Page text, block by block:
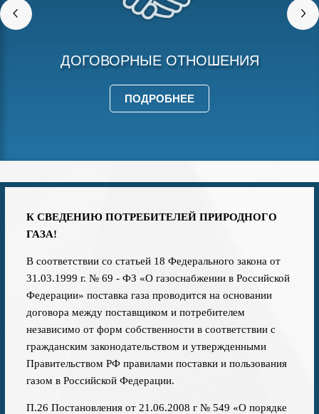
ДОГОВОРНЫЕ ОТНОШЕНИЯ
ПОДРОБНЕЕ
К СВЕДЕНИЮ ПОТРЕБИТЕЛЕЙ ПРИРОДНОГО
ГАЗА!
В соответствии со статьей 18 Федерального закона от
31.03.1999 г. № 69 - ФЗ «О газоснабжении в Российской
Федерации» поставка газа проводится на основании
договора между поставщиком и потребителем
независимо от форм собственности в соответствии с
гражданским законодательством и утвержденными
Правительством РФ правилами поставки и пользования
газом в Российской Федерации.
П.26 Постановления от 21.06.2008 г № 549 «О порядке